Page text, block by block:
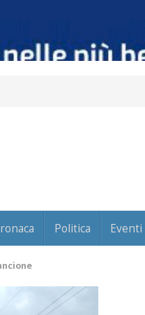
Politica Eventi